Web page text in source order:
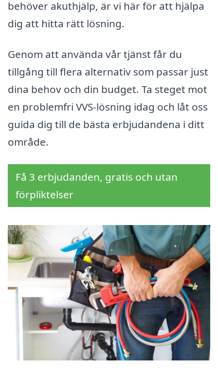
behöver akuthjälp, är vi här för att hjälpa
dig att hitta rätt lösning.
Genom att använda vår tjänst får du
tillgång till flera alternativ som passar just
dina behov och din budget. Ta steget mot
en problemfri VVS-lösning idag och låt oss
guida dig till de bästa erbjudandena i ditt
område.
Få 3 erbjudanden, gratis och utan
förpliktelser